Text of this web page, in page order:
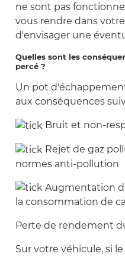
ne sont pas
vous rendre dans
d'envisager une
Quelles sont les
percé ?
Un pot
aux conséquences
Bruit et non-
Rejet de gaz
normes anti-pollution
Augmentation
la consommation de
Perte de rendement
Sur votre véhicule, si